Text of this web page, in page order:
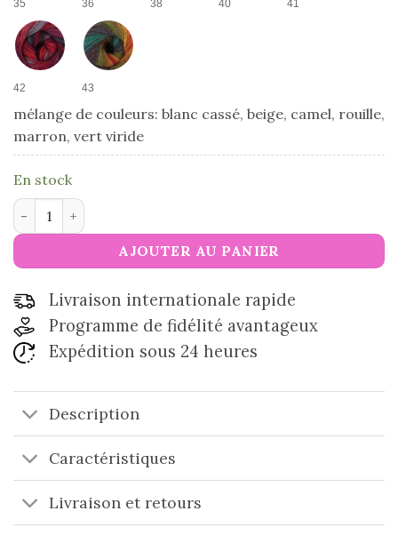
35 36 38 40 41
42 43
mélange de couleurs: blanc cassé, beige, camel, rouille,
marron, vert viride
En stock
quantité de Fil de laine multicolore Kameleon
AJOUTER AU PANIER
Livraison internationale rapide
Programme de fidélité avantageux
Expédition sous 24 heures
Description
Caractéristiques
Livraison et retours